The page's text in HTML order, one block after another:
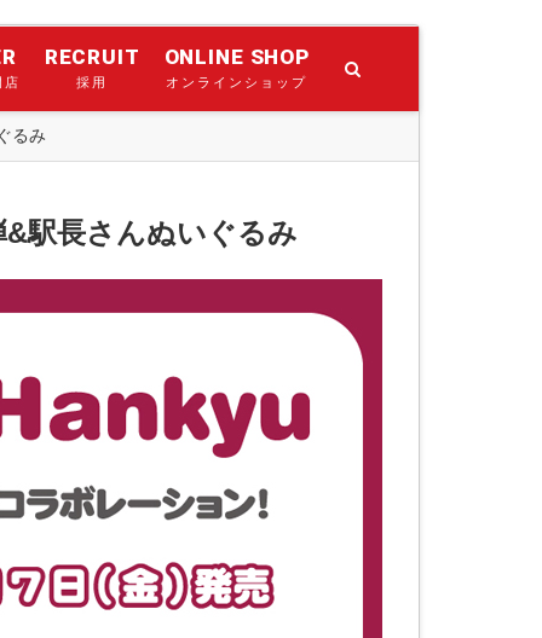
店
RECRUIT
採用
ONLINE SHOP
オンラインショップ
るみ
駅長さんぬいぐるみ